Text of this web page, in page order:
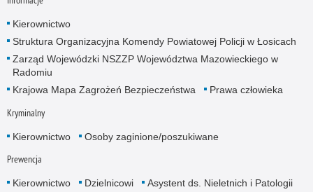
Kierownictwo
Struktura Organizacyjna Komendy Powiatowej Policji w Łosicach
Zarząd Wojewódzki NSZZP Województwa Mazowieckiego w
Radomiu
Krajowa Mapa Zagrożeń Bezpieczeństwa
Prawa człowieka
Kryminalny
Kierownictwo Osoby zaginione/poszukiwane
Prewencja
Kierownictwo Dzielnicowi Asystent ds. Nieletnich i Patologii